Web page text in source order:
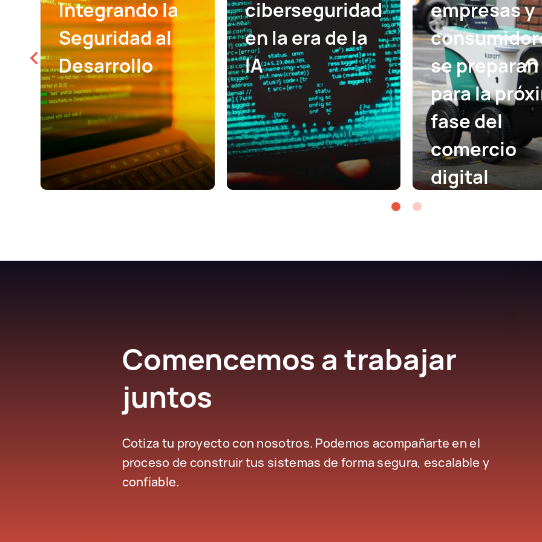
Integrando la
Seguridad al
Desarrollo
ciberseguridad
en la era de la
IA
empresas y
se preparan
para la
fase del
comercio
digital
Comencemos a trabajar
juntos
Cotiza tu proyecto con nosotros. Podemos acompañarte en el
proceso de construir tus sistemas de forma segura, escalable y
confiable.